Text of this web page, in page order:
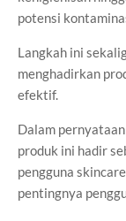
potensi
Langkah ini
menghadirkan
efektif.
Dalam
produk ini hadir
pengguna
pentingnya